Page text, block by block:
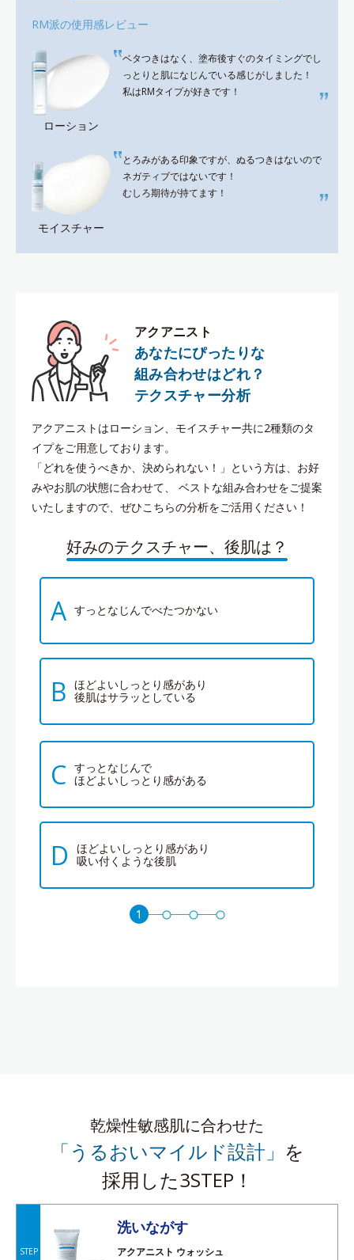
RM派の使用感レビュー
ローション
ベタつきはなく、塗布後すぐのタイミングでし
っとりと肌になじんでいる感じがしました！
私はRMタイプが好きです！
モイスチャー
とろみがある印象ですが、ぬるつきはないので
ネガティブではないです！
むしろ期待が持てます！
アクアニスト
あなたにぴったりな
組み合わせはどれ？
テクスチャー分析
アクアニストはローション、モイスチャー共に2種類のタ
イプをご用意しております。
「どれを使うべきか、決められない！」という方は、お好
みやお肌の状態に合わせて、
ベストな組み合わせをご提案
いたしますので、ぜひこちらの分析をご活用ください！
好みのテクスチャー、後肌は？
A すっとなじんでべたつかない
B ほどよいしっとり感があり
後肌はサラッとしている
C すっとなじんで
ほどよいしっとり感がある
D
ほどよいしっとり感があり
吸い付くような後肌
乾燥性敏感肌に合わせた
「うるおいマイルド設計」 を
採用した3STEP！
STEP
洗いながす
アクアニスト ウォッシュ